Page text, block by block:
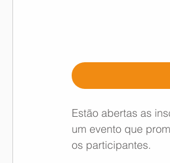
Estão abertas as
um evento que
os participantes.